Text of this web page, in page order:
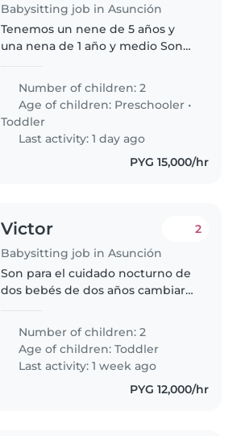
Babysitting job in Asunción
Tenemos un nene de 5 años y
una nena de 1 año y medio Son
nuestras actividades Estamos
buscando alguien que nos ayude
con..
Number of children: 2
Age of children: Preschooler •
Toddler
Last activity: 1 day ago
PYG 15,000/hr
Victor
Babysitting job in Asunción
2
Son para el cuidado nocturno de
dos bebés de dos años cambiar
noche el horario es de 19:00 hs a
Number of children: 2
Age of children:Toddler
Last activity: 1 week ago
PYG 12,000/hr